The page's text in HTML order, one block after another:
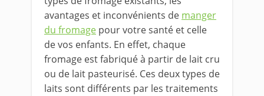
avantages et inconvénients de manger
du fromage pour votre santé et celle
de vos enfants. En effet, chaque
fromage est fabriqué à partir de lait cru
ou de lait pasteurisé. Ces deux types de
laits sont différents par les traitements